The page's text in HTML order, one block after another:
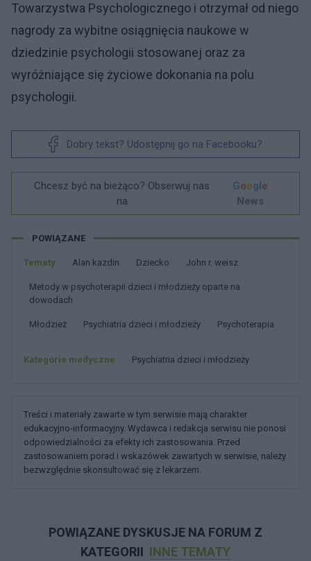
Towarzystwa Psychologicznego i otrzymał od niego
nagrody za wybitne osiągnięcia naukowe w
dziedzinie psychologii stosowanej oraz za
wyróżniające się życiowe dokonania na polu
psychologii.
Dobry tekst? Udostępnij go na Facebooku?
Chcesz być na bieżąco? Obserwuj nas
na
Google
News
POWIĄZANE
Tematy Alan kazdin Dziecko John r. weisz
Metody w psychoterapii dzieci i młodzieży oparte na
dowodach
Młodzież Psychiatria dzieci i młodzieży Psychoterapia
Kategorie medyczne Psychiatria dzieci i młodzieży
Treści i materiały zawarte w tym serwisie mają charakter
edukacyjno-informacyjny. Wydawca i redakcja serwisu nie ponosi
odpowiedzialności za efekty ich zastosowania. Przed
zastosowaniem porad i wskazówek zawartych w serwisie, należy
bezwzględnie skonsultować się z lekarzem.
POWIĄZANE DYSKUSJE NA FORUM Z
KATEGORII INNE TEMATY